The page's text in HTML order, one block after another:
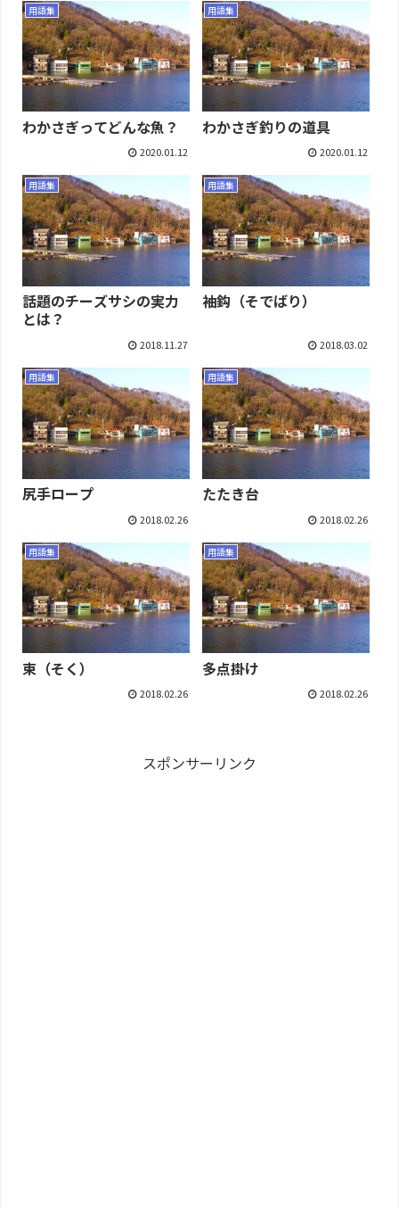
用語集
わかさぎってどんな魚？
2020.01.12
用語集
わかさぎ釣りの道具
2020.01.12
用語集
話題のチーズサシの実力
とは？
2018.11.27
用語集
袖鈎（そでばり）
2018.03.02
用語集
尻手ロープ
2018.02.26
用語集
たたき台
2018.02.26
用語集
束（そく）
2018.02.26
用語集
多点掛け
2018.02.26
スポンサーリンク